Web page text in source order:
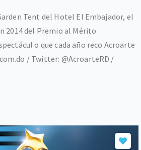
Tent del Hotel El Embajador, el
2014 del Premio al Mérito
o que cada año reco Acroarte
/ Twitter: @AcroarteRD /